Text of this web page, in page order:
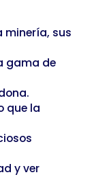
minería, sus
gama de
que la
y ver